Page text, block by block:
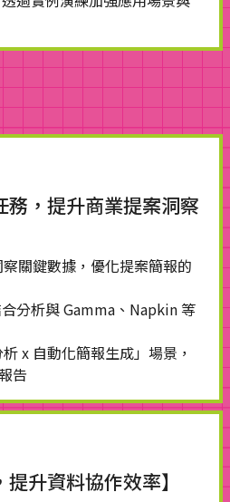
務，提升商業提案洞察
察關鍵數據，優化提案簡報的
分析與 Gamma、Napkin 等
x 自動化簡報生成」場景，
告
提升資料協作效率】